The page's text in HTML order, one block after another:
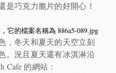
是巧克力脆片的好開心！
，冬天和夏天的天空立刻
。況且夏天還有冰淇淋沿
Cafe 的網站：